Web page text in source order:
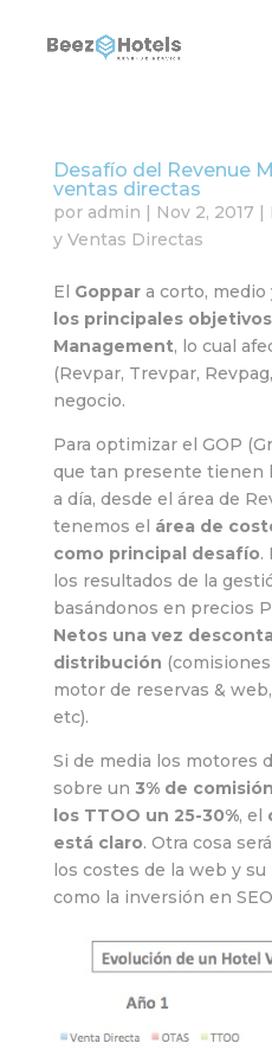
Desafío del Revenue
ventas directas
por admin | Nov 2, 2017 |
y Ventas Directas
El Goppara corto, medio
los principales
Management, lo cual
(Revpar, Trevpar,
negocio.
Para optimizar el GOP
que tan presente tienen
a día, desde el área de
tenemos el área de
como principal desafío.
los resultados de la
basándonos en precios
Netos una vez
distribución
motor de reservas &
etc).
Si de media los motores
sobre un 3% de
los TTOO un 25-30%, el
está claro. Otra cosa
los costes de la web y
como la inversión en